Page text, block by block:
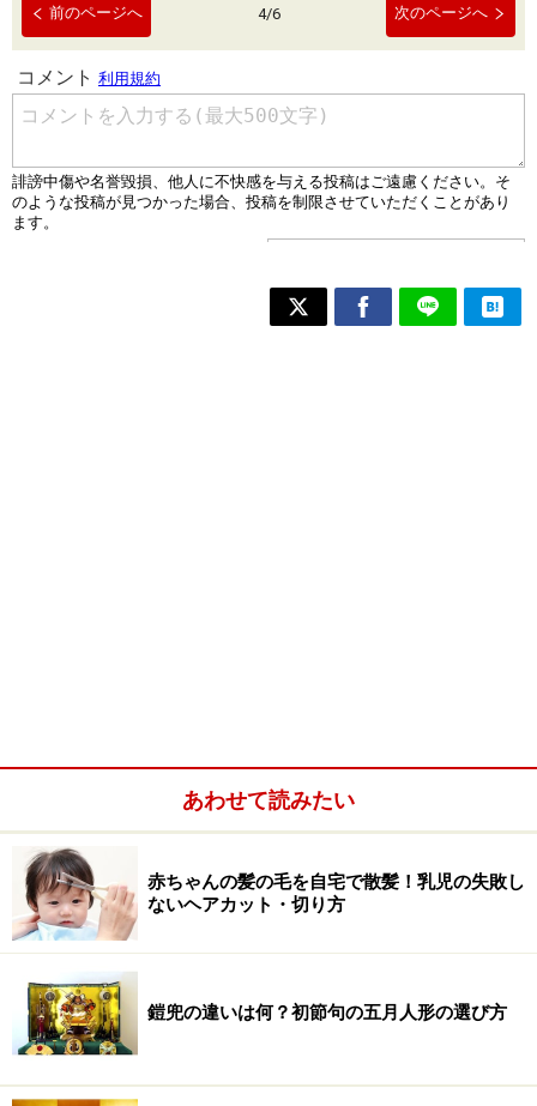
前のページへ 4/6 次のページへ
あわせて読みたい
赤ちゃんの髪の毛を自宅で散髪！乳児の失敗し
ないヘアカット・切り方
鎧兜の違いは何？初節句の五月人形の選び方